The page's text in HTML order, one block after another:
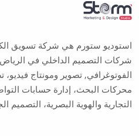
استوديو ستورم هي شركة تسويق
شركات التصميم الداخلي في
الفوتوغرافي, تصوير ومونتاج
محركات البحث، إدارة حسابات
التجارية والهوية البصرية، التصميم